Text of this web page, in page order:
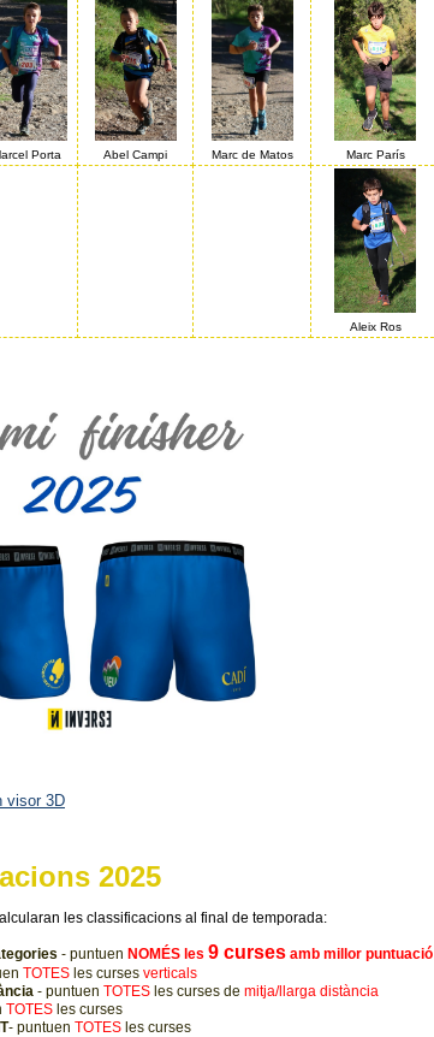
Porta Abel Campi Marc de Matos Marc París
Aleix Ros
visor 3D
2025
les classificacions al final de temporada:
- puntuen NOMÉS les 9 curses amb millor puntuació
TOTES les curses verticals
- puntuen TOTES les curses de mitja/llarga distància
TOTES les curses
- puntuen TOTES les curses